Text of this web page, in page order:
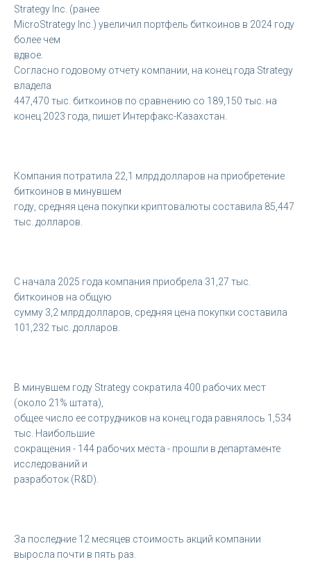
Strategy Inc. (ранее
MicroStrategy Inc.) увеличил портфель биткоинов в 2024 году
более чем
вдвое.
Согласно годовому отчету компании, на конец года Strategy
владела
447,470 тыс. биткоинов по сравнению со 189,150 тыс. на
конец 2023 года, пишет Интерфакс-Казахстан.
Компания потратила 22,1 млрд долларов на приобретение
биткоинов в минувшем
году, средняя цена покупки криптовалюты составила 85,447
тыс. долларов.
С начала 2025 года компания приобрела 31,27 тыс.
биткоинов на общую
сумму 3,2 млрд долларов, средняя цена покупки составила
101,232 тыс. долларов.
В минувшем году Strategy сократила 400 рабочих мест
(около 21% штата),
общее число ее сотрудников на конец года равнялось 1,534
тыс. Наибольшие
сокращения - 144 рабочих места - прошли в департаменте
исследований и
разработок (R&D).
За последние 12 месяцев стоимость акций компании
выросла почти в пять раз.